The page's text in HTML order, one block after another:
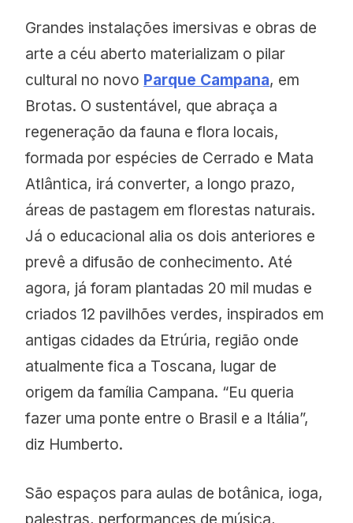
Grandes instalações imersivas e obras de
arte a céu aberto materializam o pilar
cultural no novo Parque Campana, em
Brotas. O sustentável, que abraça a
regeneração da fauna e flora locais,
formada por espécies de Cerrado e Mata
Atlântica, irá converter, a longo prazo,
áreas de pastagem em florestas naturais.
Já o educacional alia os dois anteriores e
prevê a difusão de conhecimento. Até
agora, já foram plantadas 20 mil mudas e
criados 12 pavilhões verdes, inspirados em
antigas cidades da Etrúria, região onde
atualmente fica a Toscana, lugar de
origem da família Campana. “Eu queria
fazer uma ponte entre o Brasil e a Itália”,
diz Humberto.
São espaços para aulas de botânica, ioga,
palestras, performances de música,